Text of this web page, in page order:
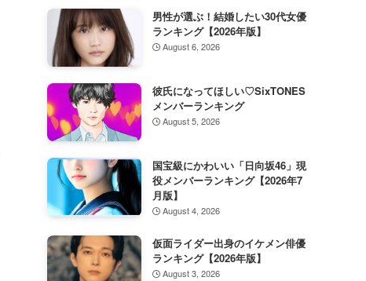
男性が選ぶ！結婚したい30代女優
ランキング【2026年版】
August 6, 2026
彼氏になってほしい♡SixTONES
メンバーランキング
August 5, 2026
国宝級にかわいい「日向坂46」現
役メンバーランキング【2026年7
月版】
August 4, 2026
仮面ライダー出身のイケメン俳優
ランキング【2026年版】
August 3, 2026